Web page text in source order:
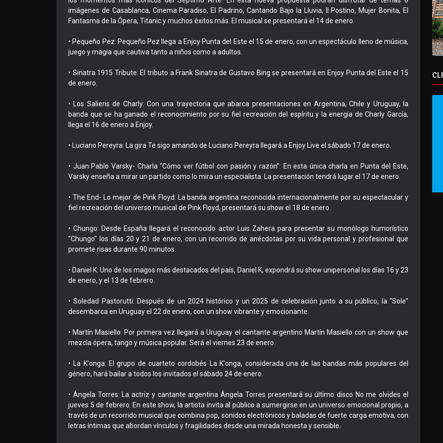
imágenes de Casablanca, Cinema Paradiso, El Padrino, Cantando Bajo la Lluvia, Il Postino, Mujer Bonita, El
Fantasma de la Ópera, Titanic y muchos éxitos más. El musical se presentará el 14 de enero.
• Pequeño Pez: Pequeño Pez llega a Enjoy Punta del Este el 15 de enero, con un espectáculo lleno de música,
juego y magia que cautiva tanto a niños como a adultos.
• Sinatra 1915 Tribute: El tributo a Frank Sinatra de Gustavo Bing se presentará en Enjoy Punta del Este el 15
de enero.
• Los Salieris de Charly: Con una trayectoria que abarca presentaciones en Argentina, Chile y Uruguay, la
banda que se ha ganado el reconocimiento por su fiel recreación del espíritu y la energía de Charly García,
llega el 16 de enero a Enjoy.
• Luciano Pereyra: La gira Te sigo amando de Luciano Pereyra llegará a Enjoy Live el sábado 17 de enero.
• Juan Pablo Varsky- Charla “Cómo ver fútbol con pasión y razón”: En esta única charla en Punta del Este,
Varsky enseña a mirar un partido como lo mira un especialista. La presentación tendrá lugar el 17 de enero.
• The End- Lo mejor de Pink Floyd: La banda argentina reconocida internacionalmente por su espectacular y
fiel recreación del universo musical de Pink Floyd, presentará su show el 18 de enero.
• Chungo: Desde España llegará el reconocido actor Luis Zahera para presentar su monólogo humorístico
"Chungo" los días 20 y 21 de enero, con un recorrido de anécdotas por su vida personal y profesional que
promete risas durante 90 minutos.
• Daniel K: Uno de los magos más destacados del país, Daniel K, expondrá su show unipersonal los días 16 y 23
de enero, y el 13 de febrero.
• Soledad Pastorutti: Después de un 2024 histórico y un 2025 de celebración junto a su público, la “Sole”
desembarca en Uruguay el 22 de enero, con un show vibrante y emocionante.
• Martín Masiello: Por primera vez llegará a Uruguay el cantante argentino Martín Masiello con un show que
mezcla ópera, tango y música popular. Será el viernes 23 de enero.
• La K'onga: El grupo de cuarteto cordobés La K'onga, considerada una de las bandas más populares del
género, hará bailar a todos los invitados el sábado 24 de enero.
• Ángela Torres: La actriz y cantante argentina Ángela Torres presentará su último disco No me olvides el
jueves 5 de febrero. En este show, la artista invita al público a sumergirse en un universo emocional propio, a
través de un recorrido musical que combina pop, sonidos electrónicos y baladas de fuerte carga emotiva, con
letras íntimas que abordan vínculos y fragilidades desde una mirada honesta y sensible.